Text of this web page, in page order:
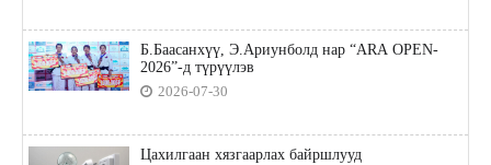
Б.Баасанхүү, Э.Ариунболд нар “ARA OPEN-
2026”-д түрүүлэв
2026-07-30
Цахилгаан хязгаарлах байршлууд